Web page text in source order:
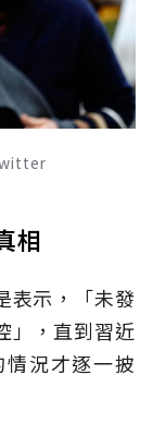
相
表示，「未發
」，直到習近
況才逐一披